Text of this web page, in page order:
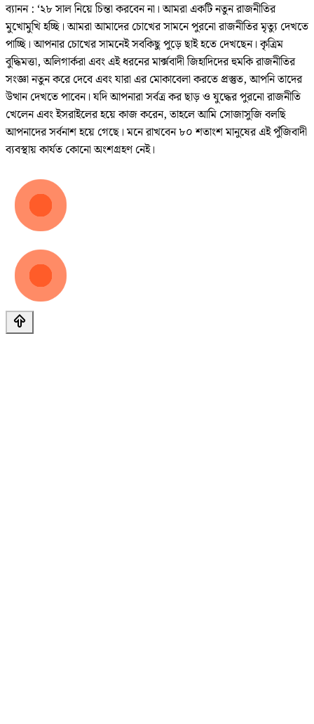
ব্যানন : ‘২৮ সাল নিয়ে চিন্তা করবেন না। আমরা একটি নতুন রাজনীতির
মুখোমুখি হচ্ছি। আমরা আমাদের চোখের সামনে পুরনো রাজনীতির মৃত্যু দেখতে
পাচ্ছি। আপনার চোখের সামনেই সবকিছু পুড়ে ছাই হতে দেখছেন। কৃত্রিম
বুদ্ধিমত্তা, অলিগার্করা এবং এই ধরনের মার্ক্সবাদী জিহাদিদের হুমকি রাজনীতির
সংজ্ঞা নতুন করে দেবে এবং যারা এর মোকাবেলা করতে প্রস্তুত, আপনি তাদের
উত্থান দেখতে পাবেন। যদি আপনারা সর্বত্র কর ছাড় ও যুদ্ধের পুরনো রাজনীতি
খেলেন এবং ইসরাইলের হয়ে কাজ করেন, তাহলে আমি সোজাসুজি বলছি
আপনাদের সর্বনাশ হয়ে গেছে। মনে রাখবেন ৮০ শতাংশ মানুষের এই পুঁজিবাদী
ব্যবস্থায় কার্যত কোনো অংশগ্রহণ নেই।